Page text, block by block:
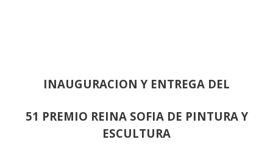
INAUGURACION Y ENTREGA DEL
51 PREMIO REINA SOFIA DE PINTURA Y
ESCULTURA